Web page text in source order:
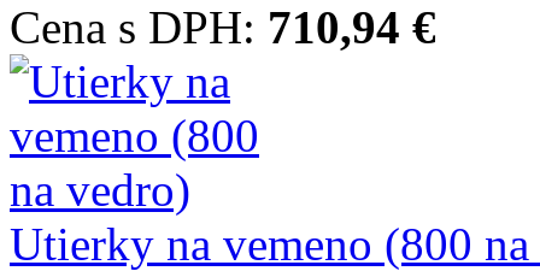
Cena s DPH: 710,94 €
Utierky na vemeno (800